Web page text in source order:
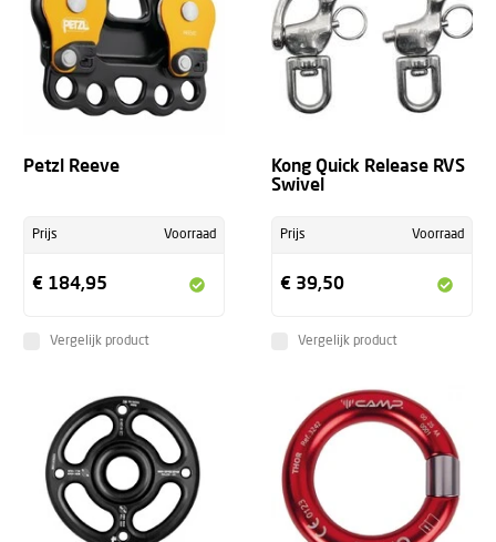
Petzl Reeve
Prijs Voorraad
€ 184,95
Vergelijk product
Kong Quick Release RVS
Swivel
Prijs Voorraad
€ 39,50
Vergelijk product